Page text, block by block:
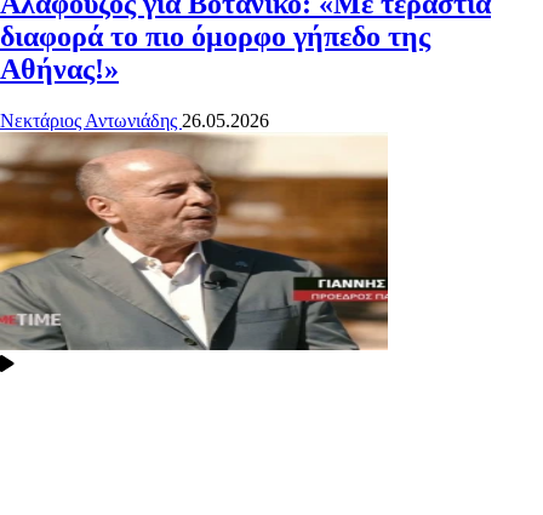
διαφορά το πιο όμορφο γήπεδο της
Αθήνας!»
Νεκτάριος Αντωνιάδης 26.05.2026